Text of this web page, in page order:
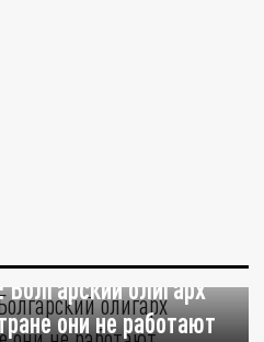
олигарх
они не работают